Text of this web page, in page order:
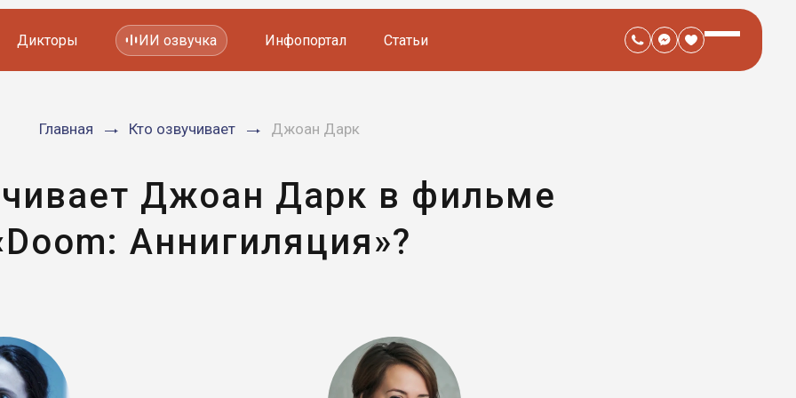
Мультфильмов
Дикторы ИИ озвучка Инфопортал Статьи
Главная Кто озвучивает Джоан Дарк
Джоан Дарк в фильме
Аннигиляция»?